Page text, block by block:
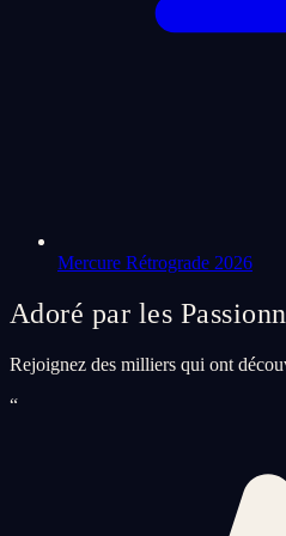
Mercure Rétrograde 2026
Adoré par les
Rejoignez des milliers qui ont
“